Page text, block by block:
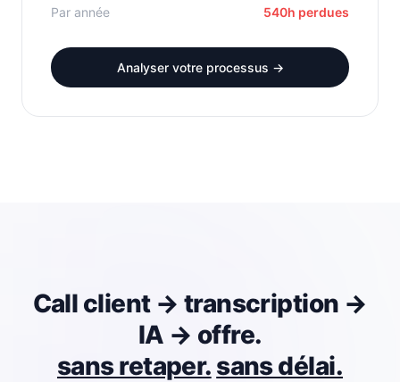
Par année
540h perdues
Analyser votre processus →
Call client → transcription →
IA → offre.
sans retaper. sans délai.
PROCESSUS
ACTUEL